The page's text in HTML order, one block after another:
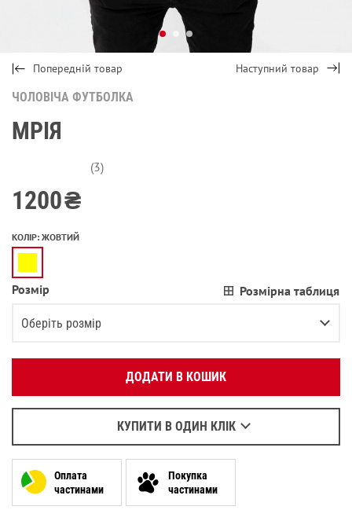
Попередній товар Наступний товар
ЧОЛОВІЧА ФУТБОЛКА
МРІЯ
(3)
1200₴
КОЛІР: ЖОВТИЙ
Розмір Розмірна таблиця
Оберіть розмір
XS
L
XL
XXL В залишку останній товар
ДОДАТИ В КОШИК
КУПИТИ В ОДИН КЛІК
Вкажіть ваш номер телефону:
OK
Написати у WhatsApp
Оплата
частинами
Покупка
частинами